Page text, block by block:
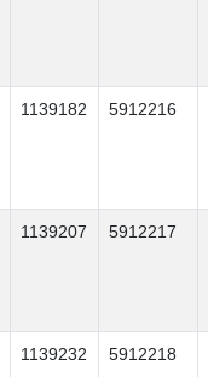
1139182 5912216
1139207 5912217
1139232 5912218